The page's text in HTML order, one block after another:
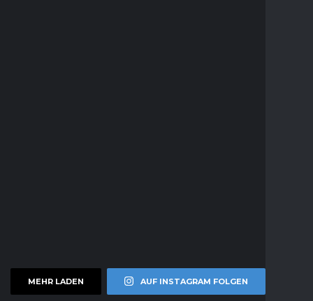
MEHR LADEN AUF INSTAGRAM FOLGEN